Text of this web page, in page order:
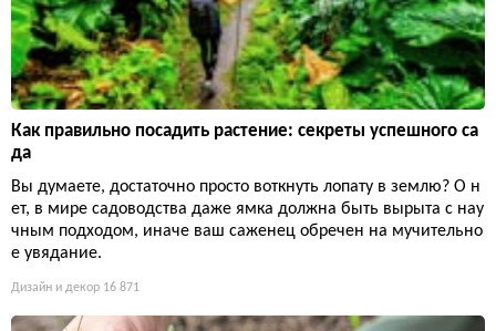
Как правильно посадить растение: секреты успешного са
да
Вы думаете, достаточно просто воткнуть лопату в землю? О н
ет, в мире садоводства даже ямка должна быть вырыта с нау
чным подходом, иначе ваш саженец обречен на мучительно
е увядание.
Дизайн и декор 16 871